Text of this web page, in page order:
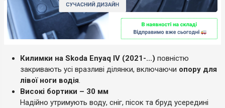
Килимки на Skoda Enyaq IV (2021-...) повністю
закривають усі вразливі ділянки, включаючи опору для
лівої ноги водія.
Високі бортики – 30 мм
Надійно утримують воду, сніг, пісок та бруд усередині